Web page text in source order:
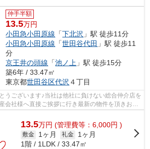
仲手半額
13.5万円
小田急小田原線 「下北沢 」駅 徒歩11分
小田急小田原線 「世田谷代田 」駅 徒歩11
分
京王井の頭線 「池ノ上 」駅 徒歩15分
築6年 / 33.47㎡
東京都世田谷区代沢 ４丁目
うございます♪当社は他社に負けない総合仲介店を
会社様へ直接ご挨拶に行き最新の物件を頂きお客
新の情報は...
13.5万円 (管理費等：6,000円 )
敷金 1ヶ月 礼金
1ヶ月
1階 / 1LDK / 33.47㎡